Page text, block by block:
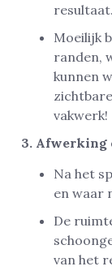
resultaat.
Moeilijk
randen,
kunnen
vakwerk!
3. Afwerking
Na het
en waar
De
van het